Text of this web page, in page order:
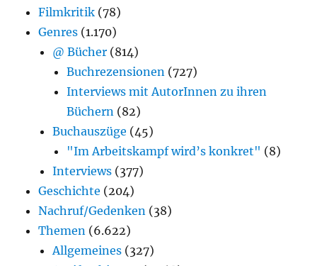
Filmkritik (78)
Genres (1.170)
@ Bücher (814)
Buchrezensionen (727)
Interviews mit AutorInnen zu ihren
Büchern (82)
Buchauszüge (45)
"Im Arbeitskampf wird’s konkret" (8)
Interviews (377)
Geschichte (204)
Nachruf/Gedenken (38)
Themen (6.622)
Allgemeines (327)